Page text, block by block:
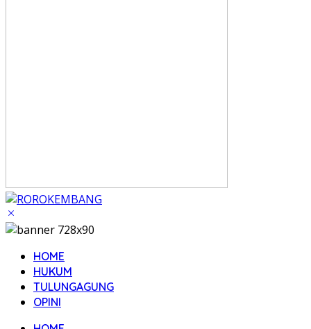
HOME
HUKUM
TULUNGAGUNG
OPINI